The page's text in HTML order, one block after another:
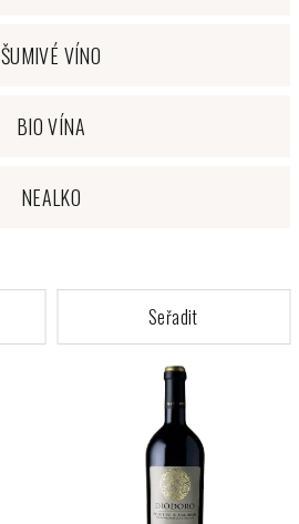
ŠUMIVÉ VÍNO
BIO VÍNA
NEALKO